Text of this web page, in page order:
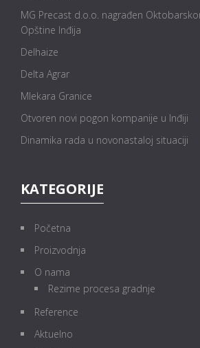
MG Precast d.o.o. nagrađen
Opštine Inđija
Delhaize
Delta Agrar
Mlekara Granice
Otvoren novi pogon kompanije u Inđiji
Dinamika rada u novonastaloj situaciji
KATEGORIJE
Početna
Proizvodnja
O nama
Rezime procesa gradnje
Reference
Aktuelno